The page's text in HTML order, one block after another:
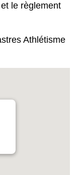
le règlement
Athlétisme